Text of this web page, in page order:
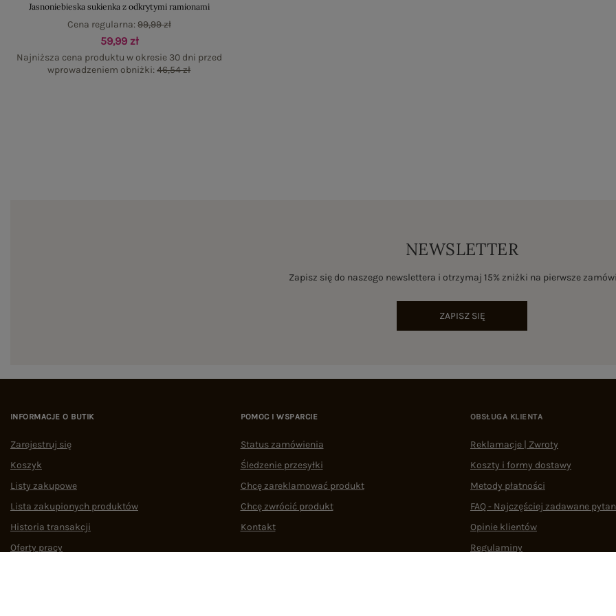
Jasnoniebieska sukienka z odkrytymi ramionami
59,99 zł
Najniższa cena produktu w okresie 30 dni przed
wprowadzeniem obniżki:46,54 zł
Cena regularna:99,99 zł
NEWSLETTER
Zapisz się do naszego newslettera i otrzymaj 15% zniżki na pierwsze
ZAPISZ SIĘ
INFORMACJE O BUTIK
Zarejestruj się
Koszyk
Listy zakupowe
Lista zakupionych produktów
Historia transakcji
Oferty pracy
POMOC I WSPARCIE
Status zamówienia
Śledzenie przesyłki
Chcę zareklamować produkt
Chcę zwrócić produkt
Kontakt
OBSŁUGA KLIENTA
Reklamacje | Zwroty
Koszty i formy dostawy
Metody płatności
FAQ - Najczęściej zadawane
Opinie klientów
Regulaminy